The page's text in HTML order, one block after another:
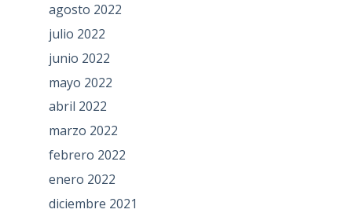
agosto 2022
julio 2022
junio 2022
mayo 2022
abril 2022
marzo 2022
febrero 2022
enero 2022
diciembre 2021